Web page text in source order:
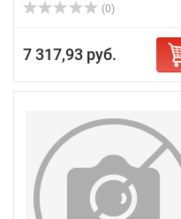
(0)
7 317,93 руб.